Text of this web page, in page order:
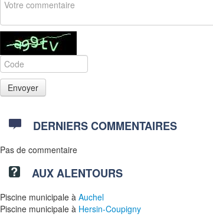
DERNIERS COMMENTAIRES
Pas de commentaire
AUX ALENTOURS
Piscine municipale à Auchel
Piscine municipale à Hersin-Coupigny